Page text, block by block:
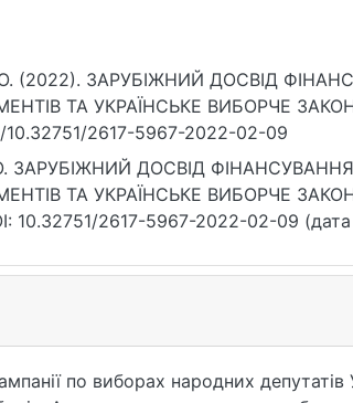
O. (2022). ЗАРУБІЖНИЙ ДОСВІД
ТА УКРАЇНСЬКЕ ВИБОРЧЕ
2617-5967-2022-02-09
ЗАРУБІЖНИЙ ДОСВІД
ТА УКРАЇНСЬКЕ ВИБОРЧЕ
2617-5967-2022-02-09 (дата
по виборах народних депутатів